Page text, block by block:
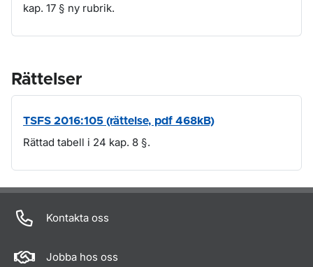
kap. 17 § ny rubrik.
Rättelser
TSFS 2016:105 (rättelse, pdf 468kB)
Rättad tabell i 24 kap. 8 §.
Om sidan
Kontakta oss
Jobba hos oss